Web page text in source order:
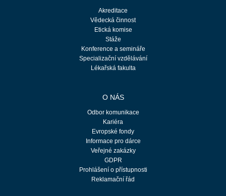
Akreditace
Vědecká činnost
Etická komise
Stáže
Konference a semináře
Specializační vzdělávání
Lékařská fakulta
O NÁS
Odbor komunikace
Kariéra
Evropské fondy
Informace pro dárce
Veřejné zakázky
GDPR
Prohlášení o přístupnosti
Reklamační řád